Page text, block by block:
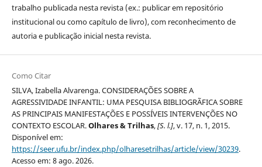
trabalho publicada nesta revista (ex.: publicar em repositório
institucional ou como capítulo de livro), com reconhecimento de
autoria e publicação inicial nesta revista.
Como Citar
SILVA, Izabella Alvarenga. CONSIDERAÇÕES SOBRE A
AGRESSIVIDADE INFANTIL: UMA PESQUISA BIBLIOGRÃFICA SOBRE
AS PRINCIPAIS MANIFESTAÇÕES E POSSÍVEIS INTERVENÇÕES NO
CONTEXTO ESCOLAR.Olhares & Trilhas,[S. l.], v. 17, n. 1, 2015.
Disponível em:
https://seer.ufu.br/index.php/olharesetrilhas/article/view/30239.
Acesso em: 8 ago. 2026.